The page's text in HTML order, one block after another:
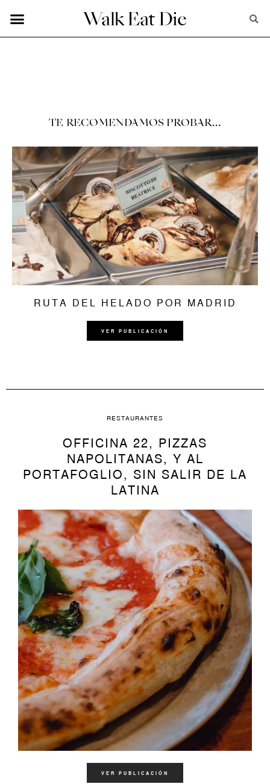
Walk Eat Die
TE RECOMENDAMOS PROBAR…
RUTA DEL HELADO POR MADRID
VER PUBLICACIÓN
RESTAURANTES
OFFICINA 22, PIZZAS
NAPOLITANAS, Y AL
PORTAFOGLIO, SIN SALIR DE LA
LATINA
VER PUBLICACIÓN